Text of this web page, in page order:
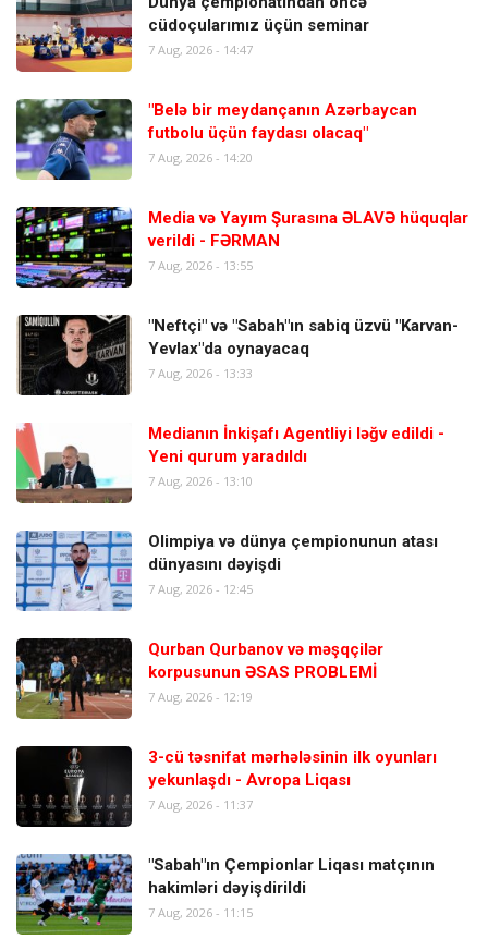
cüdoçularımız üçün seminar
7 Aug, 2026 - 14:47
"Belə bir meydançanın Azərbaycan
futbolu üçün faydası olacaq"
7 Aug, 2026 - 14:20
Media və Yayım Şurasına ƏLAVƏ hüquqlar
verildi - FƏRMAN
7 Aug, 2026 - 13:55
"Neftçi" və "Sabah"ın sabiq üzvü "Karvan-
Yevlax"da oynayacaq
7 Aug, 2026 - 13:33
Medianın İnkişafı Agentliyi ləğv edildi -
Yeni qurum yaradıldı
7 Aug, 2026 - 13:10
Olimpiya və dünya çempionunun atası
dünyasını dəyişdi
7 Aug, 2026 - 12:45
Qurban Qurbanov və məşqçilər
korpusunun ƏSAS PROBLEMİ
7 Aug, 2026 - 12:19
3-cü təsnifat mərhələsinin ilk oyunları
yekunlaşdı - Avropa Liqası
7 Aug, 2026 - 11:37
"Sabah"ın Çempionlar Liqası matçının
hakimləri dəyişdirildi
7 Aug, 2026 - 11:15